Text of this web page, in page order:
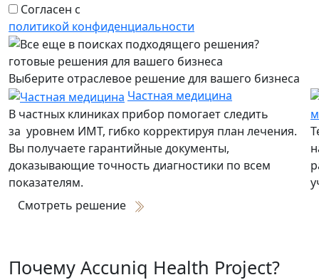
Согласен с
политикой конфиденциальности
готовые решения для вашего бизнеса
Выберите отраслевое решение для вашего бизнеса
Частная медицина
В частных клиниках прибор помогает следить
за уровнем ИМТ, гибко корректируя план лечения.
Вы получаете гарантийные документы,
доказывающие точность диагностики по всем
показателям.
Смотреть решение
Почему Accuniq Health Project?